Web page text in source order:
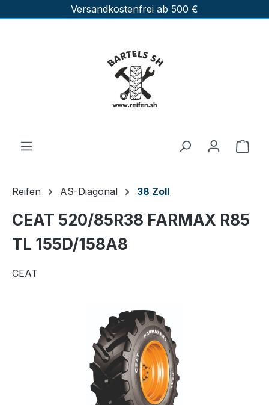
Zum Hauptinhalt springenVersandkostenfrei ab 500 €
Reifen AS-Diagonal 38 Zoll
CEAT 520/85R38 FARMAX R85
TL 155D/158A8
CEAT
Bildergalerie überspringen